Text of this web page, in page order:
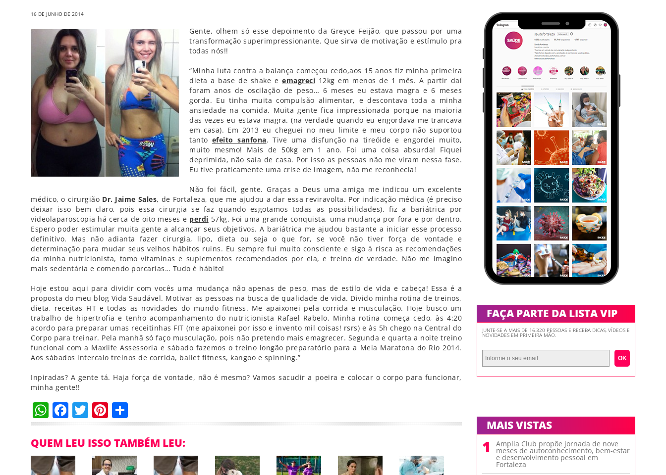
16 DE JUNHO DE 2014
Gente, olhem só esse depoimento da Greyce Feijão, que passou por uma
transformação superimpressionante. Que sirva de motivação e estímulo pra
todas nós!!
“Minha luta contra a balança começou cedo,aos 15 anos fiz minha primeira
dieta a base de shake e emagreci 12kg em menos de 1 mês. A partir daí
foram anos de oscilação de peso… 6 meses eu estava magra e 6 meses
gorda. Eu tinha muita compulsão alimentar, e descontava toda a minha
ansiedade na comida. Muita gente fica impressionada porque na maioria
das vezes eu estava magra. (na verdade quando eu engordava me trancava
em casa). Em 2013 eu cheguei no meu limite e meu corpo não suportou
tanto efeito sanfona. Tive uma disfunção na tireóide e engordei muito,
muito mesmo! Mais de 50kg em 1 ano. Foi uma coisa absurda! Fiquei
deprimida, não saía de casa. Por isso as pessoas não me viram nessa fase.
Eu tive praticamente uma crise de imagem, não me reconhecia!
Não foi fácil, gente. Graças a Deus uma amiga me indicou um excelente
médico, o cirurgião Dr. Jaime Sales, de Fortaleza, que me ajudou a dar essa reviravolta. Por indicação médica (é preciso
deixar isso bem claro, pois essa cirurgia se faz quando esgotamos todas as possibilidades), fiz a bariátrica por
videolaparoscopia há cerca de oito meses e perdi 57kg. Foi uma grande conquista, uma mudança por fora e por dentro.
Espero poder estimular muita gente a alcançar seus objetivos. A bariátrica me ajudou bastante a iniciar esse processo
definitivo. Mas não adianta fazer cirurgia, lipo, dieta ou seja o que for, se você não tiver força de vontade e
determinação para mudar seus velhos hábitos ruins. Eu sempre fui muito consciente e sigo à risca as recomendações
da minha nutricionista, tomo vitaminas e suplementos recomendados por ela, e treino de verdade. Não me imagino
mais sedentária e comendo porcarias… Tudo é hábito!
Hoje estou aqui para dividir com vocês uma mudança não apenas de peso, mas de estilo de vida e cabeça! Essa é a
proposta do meu blog Vida Saudável. Motivar as pessoas na busca de qualidade de vida. Divido minha rotina de treinos,
dieta, receitas FIT e todas as novidades do mundo fitness. Me apaixonei pela corrida e musculação. Hoje busco um
trabalho de hipertrofia e tenho acompanhamento do nutricionista Rafael Rabelo. Minha rotina começa cedo, às 4:20
acordo para preparar umas receitinhas FIT (me apaixonei por isso e invento mil coisas! rsrs) e às 5h chego na Central do
Corpo para treinar. Pela manhã só faço musculação, pois não pretendo mais emagrecer. Segunda e quarta a noite treino
funcional com a Maxlife Assessoria e sábado fazemos o treino longão preparatório para a Meia Maratona do Rio 2014.
Aos sábados intercalo treinos de corrida, ballet fitness, kangoo e spinning.”
Inpiradas? A gente tá. Haja força de vontade, não é mesmo? Vamos sacudir a poeira e colocar o corpo para funcionar,
minha gente!!
WhatsApp
Facebook
TwitterPinterest
QUEM LEU ISSO TAMBÉM LEU:
FAÇA PARTE DA LISTA VIP
JUNTE-SE A MAIS DE 16.320 PESSOAS E RECEBA DICAS, VÍDEOS E
NOVIDADES EM PRIMEIRA MÃO.
OK
MAIS VISTAS
1 Amplia Club propõe jornada de nove
meses de autoconhecimento, bem-estar
e desenvolvimento pessoal em
Fortaleza